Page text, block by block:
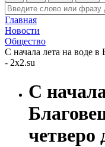
Главная
Новости
Общество
С начала лета на воде в
- 2x2.su
С
четверо